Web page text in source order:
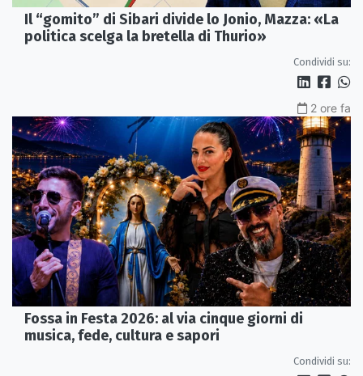
Il “gomito” di Sibari divide lo Jonio, Mazza: «La
politica scelga la bretella di Thurio»
Condividi su:
2 ore fa
Fossa in Festa 2026: al via cinque giorni di
musica, fede, cultura e sapori
Condividi su: